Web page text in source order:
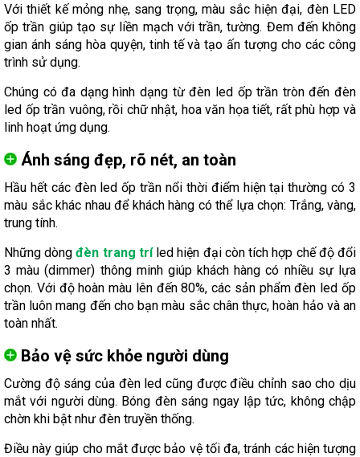
Với thiết kế mỏng nhẹ, sang trọng, màu sắc hiện đại, đèn LED
ốp trần giúp tạo sự liền mạch với trần, tường. Đem đến không
gian ánh sáng hòa quyện, tinh tế và tạo ấn tượng cho các công
trình sử dụng.
Chúng có đa dạng hình dạng từ đèn led ốp trần tròn đến đèn
led ốp trần vuông, rồi chữ nhật, hoa văn họa tiết, rất phù hợp và
linh hoạt ứng dụng.
Ánh sáng đẹp, rõ nét, an toàn
Hầu hết các đèn led ốp trần nổi thời điểm hiện tại thường có 3
màu sắc khác nhau để khách hàng có thể lựa chọn: Trắng, vàng,
trung tính.
Những dòngđèn trang tríled hiện đại còn tích hợp chế độ đổi
3 màu (dimmer) thông minh giúp khách hàng có nhiều sự lựa
chọn. Với độ hoàn màu lên đến 80%, các sản phẩm đèn led ốp
trần luôn mang đến cho bạn màu sắc chân thực, hoàn hảo và an
toàn nhất.
Bảo vệ sức khỏe người dùng
Cường độ sáng của đèn led cũng được điều chỉnh sao cho dịu
mắt với người dùng. Bóng đèn sáng ngay lập tức, không chập
chờn khi bật như đèn truyền thống.
Điều này giúp cho mắt được bảo vệ tối đa, tránh các hiện tượng